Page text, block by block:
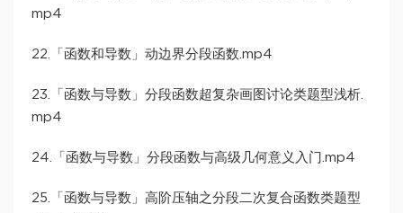
mp4
22.「函数和导数」动边界分段函数.mp4
23.「函数与导数」分段函数超复杂画图讨论类题型浅析.
mp4
24.「函数与导数」分段函数与高级几何意义入门.mp4
25.「函数与导数」高阶压轴之分段二次复合函数类题型